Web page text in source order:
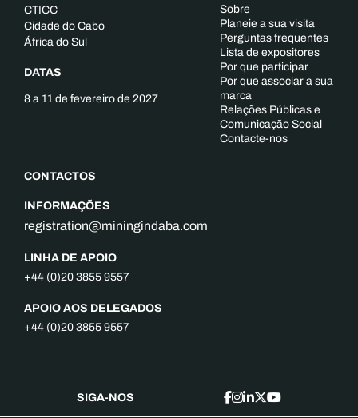
CTICC
Cidade do Cabo
África do Sul
DATAS
8 a 11 de fevereiro de 2027
CONTACTOS
INFORMAÇÕES
registration@miningindaba.com
LINHA DE APOIO
+44 (0)20 3855 9557
APOIO AOS DELEGADOS
+44 (0)20 3855 9557
Sobre
Planeie a sua visita
Perguntas frequentes
Lista de expositores
Por que participar
Por que associar a sua
marca
Relações Públicas e
Comunicação Social
Contacte-nos
SIGA-NOS